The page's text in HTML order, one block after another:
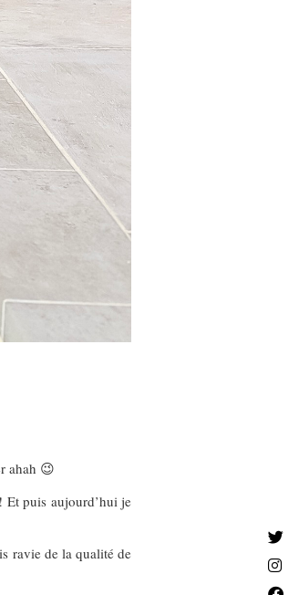
ahah 😉
Et puis aujourd’hui je
ravie de la qualité de